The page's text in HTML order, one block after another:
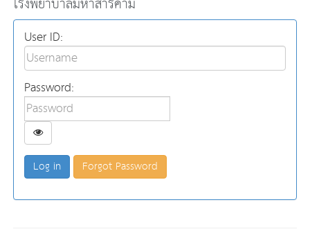
User ID:
Password:
Forgot Password